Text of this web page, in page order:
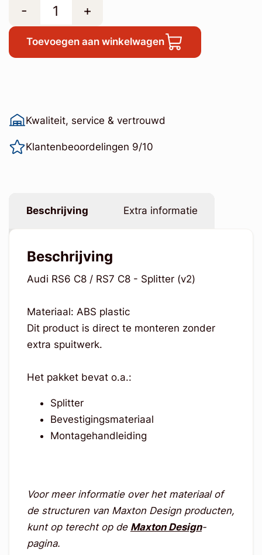
- +
Toevoegen aan winkelwagen
Kwaliteit, service & vertrouwd
Klantenbeoordelingen 9/10
Beschrijving Extra informatie
Beschrijving
Audi RS6 C8 / RS7 C8 - Splitter (v2)
Materiaal: ABS plastic
Dit product is direct te monteren zonder
extra spuitwerk.
Het pakket bevat o.a.:
Splitter
Bevestigingsmateriaal
Montagehandleiding
Voor meer informatie over het materiaal of
de structuren van Maxton Design producten,
kunt op terecht op de Maxton Design-
pagina.